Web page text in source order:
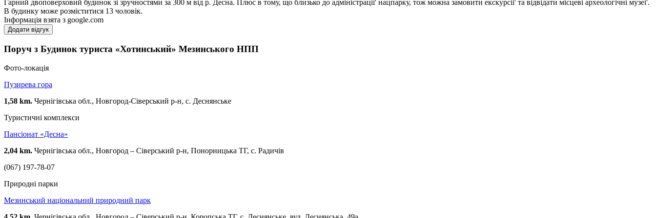
Гарний двоповерховий будинок зі зручностями за 300 м від р. Десна. Плюс в тому, що близько до адміністраціі' нацпарку, тож можна замовити екскурсіі' та відвідати місцеві археологічні музеі'.
В будинку може розміститися 13 чоловік.
Інформація взята з google.com
Додати відгук
Поруч з Будинок туриста «Хотинський» Мезинського НПП
Фото-локація
Пузирева гора
1,58 km. Чернігівська обл., Новгород-Сіверський р-н, с. Деснянське
Туристичні комплекси
Пансіонат «Десна»
2,04 km. Чернігівська обл., Новгород – Сіверський р-н, Понорницька ТГ, с. Радичів
(067) 197-78-07
Природні парки
Мезинський національний природний парк